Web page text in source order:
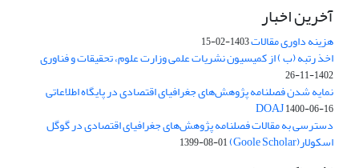
آخرین اخبار
هزینه داوری مقالات1403-02-15
اخذ رتبه (ب ) از کمیسیون نشریات علمی وزارت علوم، تحقیقات و فناوری
1402-11-26
نمایه شدن فصلنامه پژوهش‌های جغرافیای اقتصادی در پایگاه اطلاعاتی
DOAJ1400-06-16
دسترسی به مقالات فصلنامه پژوهش‌های جغرافیای اقتصادی در گوگل
اسکولار(Goole Scholar) 1399-08-01